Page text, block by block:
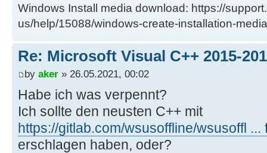
Windows Install media download: https://
us/help/15088/windows-create-installation-media
Re: Microsoft Visual C++ 2015-
by aker » 26.05.2021, 00:02
Habe ich was verpennt?
Ich sollte den neusten C++ mit
https://gitlab.com/wsusoffline/wsusoffl ...
erschlagen haben, oder?